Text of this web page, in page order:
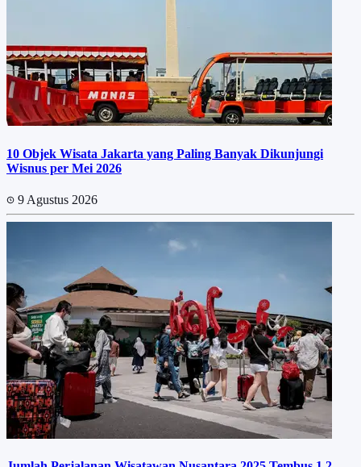
10 Objek Wisata Jakarta yang Paling Banyak Dikunjungi
Wisnus per Mei 2026
9 Agustus 2026